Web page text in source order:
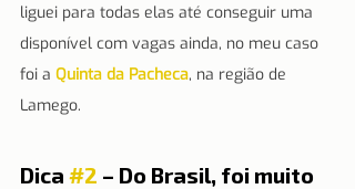
liguei para todas elas até conseguir uma
disponível com vagas ainda, no meu caso
foi a Quinta da Pacheca, na região de
Lamego.
Dica #2 – Do Brasil, foi muito